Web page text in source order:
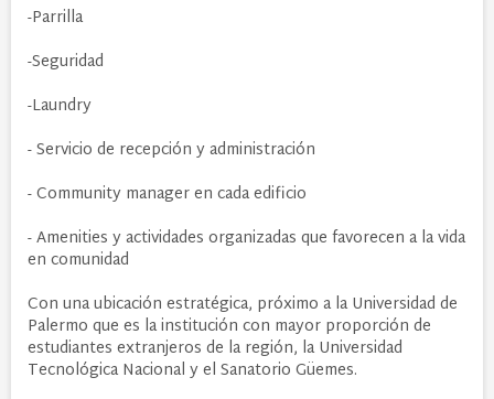
-Parrilla
-Seguridad
-Laundry
- Servicio de recepción y administración
- Community manager en cada edificio
- Amenities y actividades organizadas que favorecen a la vida
en comunidad
Con una ubicación estratégica, próximo a la Universidad de
Palermo que es la institución con mayor proporción de
estudiantes extranjeros de la región, la Universidad
Tecnológica Nacional y el Sanatorio Güemes.